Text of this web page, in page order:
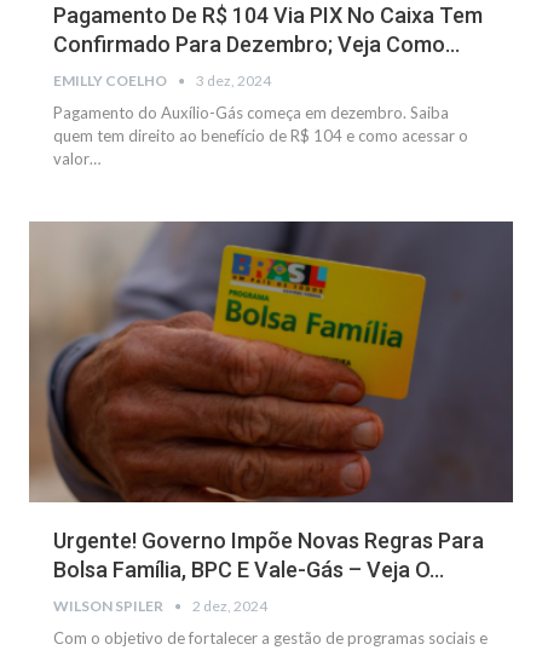
Pagamento De R$ 104 Via PIX No Caixa Tem
Confirmado Para Dezembro; Veja Como…
EMILLY COELHO 3 dez, 2024
Pagamento do Auxílio-Gás começa em dezembro. Saiba
quem tem direito ao benefício de R$ 104 e como acessar o
valor…
Urgente! Governo Impõe Novas Regras Para
Bolsa Família, BPC E Vale-Gás – Veja O…
WILSON SPILER 2 dez, 2024
Com o objetivo de fortalecer a gestão de programas sociais e